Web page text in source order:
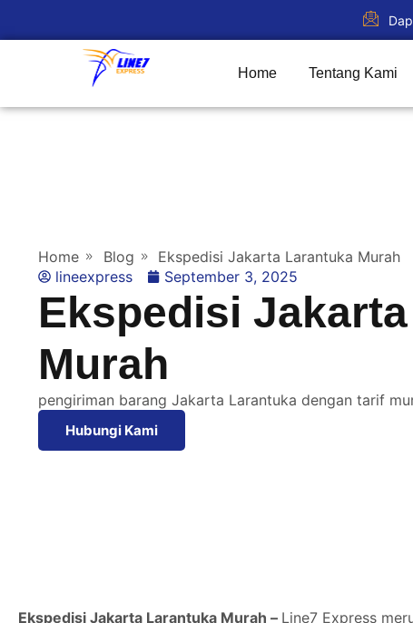
Home Tentang Kami
Home Blog
Ekspedisi Jakarta Larantuka Murah
lineexpress
September 3, 2025
Ekspedisi
Murah
pengiriman barang Jakarta Larantuka dengan tarif
Hubungi Kami
Ekspedisi Jakarta Larantuka Murah – Line7 Express